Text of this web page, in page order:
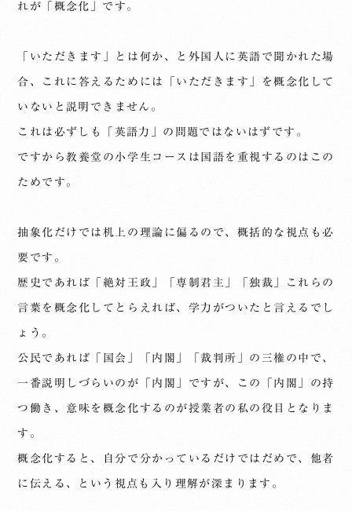
れが「概念化」です。
「いただきます」とは何か、と外国人に英語で聞かれた場
合、これに答えるためには「いただきます」を概念化して
いないと説明できません。
これは必ずしも「英語力」の問題ではないはずです。
ですから教養堂の小学生コースは国語を重視するのはこの
ためです。
抽象化だけでは机上の理論に偏るので、概括的な視点も必
要です。
歴史であれば「絶対王政」「専制君主」「独裁」これらの
言葉を概念化してとらえれば、学力がついたと言えるでし
ょう。
公民であれば「国会」「内閣」「裁判所」の三権の中で、
一番説明しづらいのが「内閣」ですが、この「内閣」の持
つ働き、意味を概念化するのが授業者の私の役目となりま
す。
概念化すると、自分で分かっているだけではだめで、他者
に伝える、という視点も入り理解が深まります。